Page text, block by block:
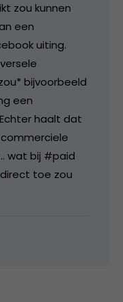
zou kunnen
een
uiting.
bijvoorbeeld
een
haalt dat
wat bij #paid
toe zou